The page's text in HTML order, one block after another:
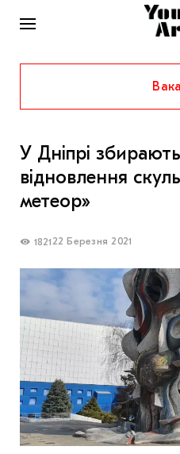
THE UKRAINIAN
У Дніпрі
відновлення
метеор»
1821 22 Березня 2021